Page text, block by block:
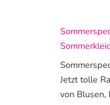
Jetzt tolle
von Blusen,